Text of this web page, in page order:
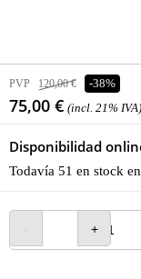
PVP 120,00 € -38%
75,00 € (incl. 21% IVA)
Disponibilidad
Todavía 51 en stock